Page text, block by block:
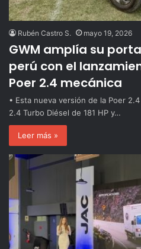
Rubén Castro S. mayo 19, 2026
GWM amplía su
perú con el
Poer 2.4 mecánica
• Esta nueva versión de la Poer
2.4 Turbo Diésel de 181 HP y…
Leer más »